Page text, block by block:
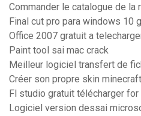
Commander le catalogue de la
Final cut pro para windows 10
Office 2007 gratuit a
Paint tool sai mac crack
Meilleur logiciel transfert de
Créer son propre skin
Fl studio gratuit télécharger
Logiciel version dessai